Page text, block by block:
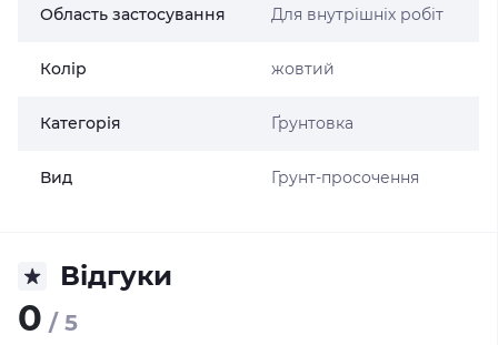
Область застосування Для внутрішніх робіт
Колір жовтий
Категорія Ґрунтовка
Вид Грунт-просочення
Відгуки
0 / 5